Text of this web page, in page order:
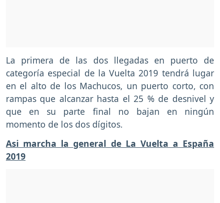
La primera de las dos llegadas en puerto de
categoría especial de la Vuelta 2019 tendrá lugar
en el alto de los Machucos, un puerto corto, con
rampas que alcanzar hasta el 25 % de desnivel y
que en su parte final no bajan en ningún
momento de los dos dígitos.
Asi marcha la general de La Vuelta a España
2019